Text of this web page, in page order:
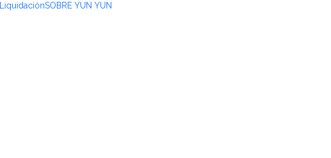
LiquidaciónSOBRE YUN YUN